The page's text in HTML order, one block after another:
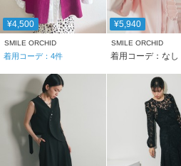
¥4,500
SMILE ORCHID
着用コーデ： 4件
¥5,940
SMILE ORCHID
着用コーデ：なし